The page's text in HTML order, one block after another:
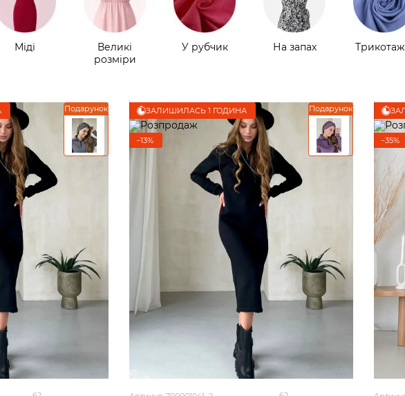
Міді
Великі
розміри
У рубчик На запах
Подарунок Подарунок
ЗАЛИШИЛАСЬ 1 ГОДИНА
−13% −35%